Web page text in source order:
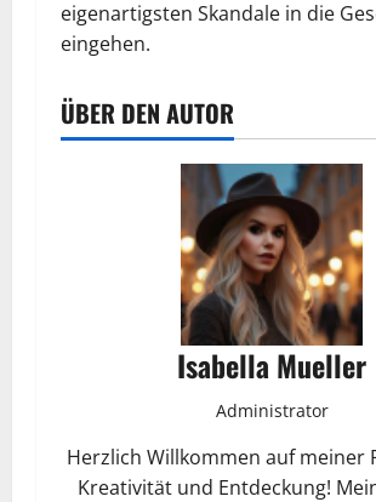
eigenartigsten Skandale in die
eingehen.
ÜBER DEN AUTOR
Isabella Mueller
Administrator
Herzlich Willkommen auf meiner
Kreativität und Entdeckung!